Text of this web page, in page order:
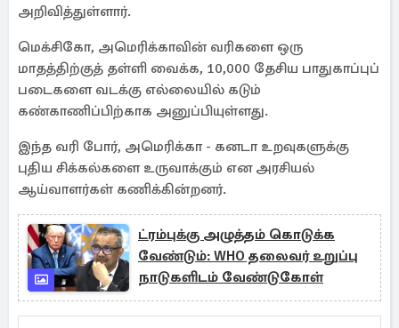
அறிவித்துள்ளார்.
மெக்சிகோ, அமெரிக்காவின் வரிகளை ஒரு
மாதத்திற்குத் தள்ளி வைக்க, 10,000 தேசிய பாதுகாப்புப்
படைகளை வடக்கு எல்லையில் கடும்
கண்காணிப்பிற்காக அனுப்பியுள்ளது.
இந்த வரி போர், அமெரிக்கா - கனடா உறவுகளுக்கு
புதிய சிக்கல்களை உருவாக்கும் என அரசியல்
ஆய்வாளர்கள் கணிக்கின்றனர்.
ட்ரம்புக்கு அழுத்தம் கொடுக்க
வேண்டும்: WHO தலைவர் உறுப்பு
நாடுகளிடம் வேண்டுகோள்